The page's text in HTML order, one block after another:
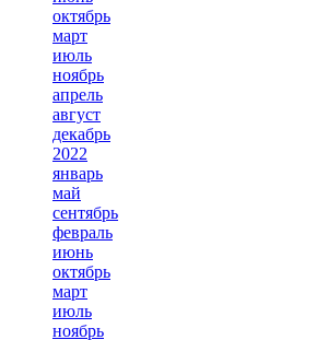
октябрь
март
июль
ноябрь
апрель
август
декабрь
2022
январь
май
сентябрь
февраль
июнь
октябрь
март
июль
ноябрь